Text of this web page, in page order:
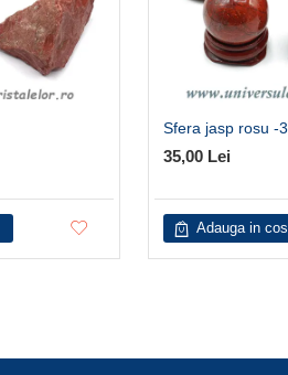
Sfera jasp rosu -
35,00 Lei
Adauga in cos